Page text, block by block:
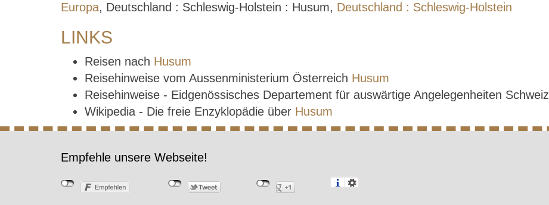
Europa, Deutschland : Schleswig-Holstein : Husum, Deutschland : Schleswig-Holstein
LINKS
Reisen nach Husum
Reisehinweise vom Aussenministerium Österreich Husum
Reisehinweise - Eidgenössisches Departement für auswärtige Angelegenheiten Schweiz
Wikipedia - Die freie Enzyklopädie über Husum
Empfehle unsere Webseite!